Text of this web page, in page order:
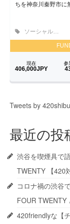
Tweets by
最近の投
渋谷を喫煙具で
TWENTY 【420
コロナ禍の渋谷
FOUR TWENTY
420friendlyな【